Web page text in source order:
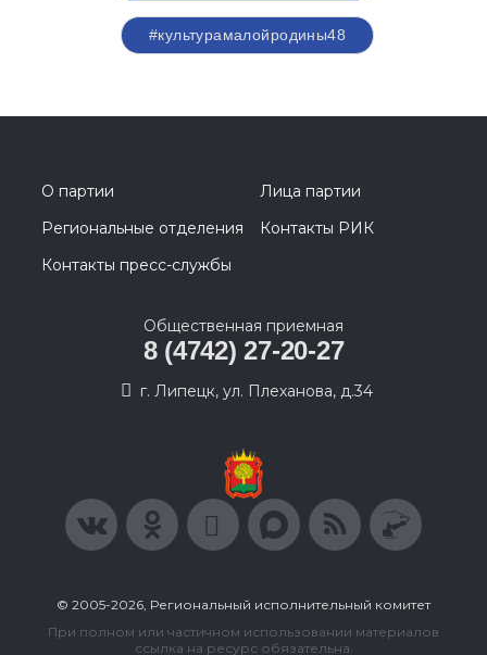
#культурамалойродины48
О партии
Лица партии
Региональные отделения
Контакты РИК
Контакты пресс-службы
Общественная приемная
8 (4742) 27-20-27
г. Липецк, ул. Плеханова, д.34
© 2005-2026, Региональный исполнительный комитет
При полном или частичном использовании материалов
ссылка на ресурс обязательна.